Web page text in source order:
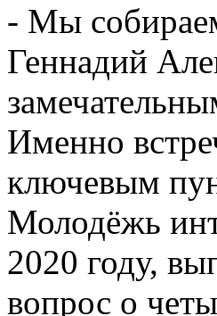
- Мы
Геннадий
Именно
ключевым
Молодёжь
2020 году,
вопрос о